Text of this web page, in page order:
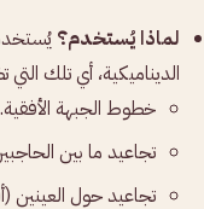
لماذا يُستخدم؟
الديناميكية، أي تلك
خطوط الجبهة الأفقية.
تجاعيد ما بين
تجاعيد حول العينين